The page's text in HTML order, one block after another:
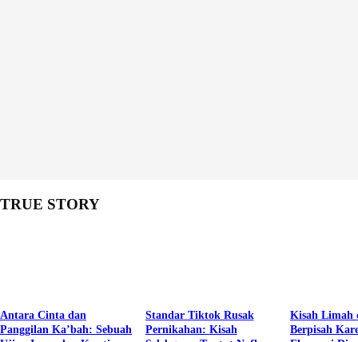
TRUE STORY
Antara Cinta dan
Panggilan Ka’bah: Sebuah
Standar Tiktok Rusak
Pernikahan: Kisah
Kisah Limah
Berpisah